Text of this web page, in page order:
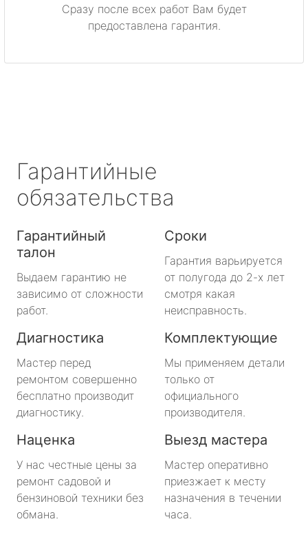
Сразу после всех работ Вам будет
предоставлена гарантия.
Гарантийные
обязательства
Гарантийный
талон
Выдаем гарантию не
зависимо от сложности
работ.
Сроки
Гарантия варьируется
от полугода до 2-х лет
смотря какая
неисправность.
Диагностика
Мастер перед
ремонтом совершенно
бесплатно производит
диагностику.
Комплектующие
Мы применяем детали
только от
официального
производителя.
Наценка
У нас честные цены за
ремонт садовой и
бензиновой техники без
обмана.
Выезд мастера
Мастер оперативно
приезжает к месту
назначения в течении
часа.